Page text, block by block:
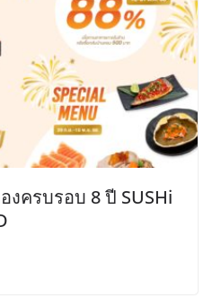
ครบรอบ 8 ปี SUSHi